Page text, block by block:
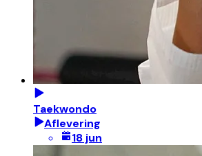
Taekwondo
Aflevering
18 jun